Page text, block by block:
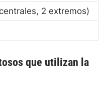
2 extremos)
que utilizan la